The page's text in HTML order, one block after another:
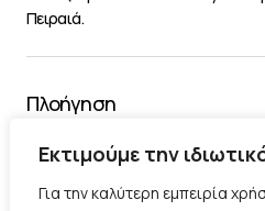
Εκτιμούμε την
Για την καλύτερη εμπειρία
Πειραιά.
Πλοήγηση
Χρήσιμα
Διάφορα